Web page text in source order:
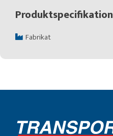
Produktspecifikation
Fabrikat